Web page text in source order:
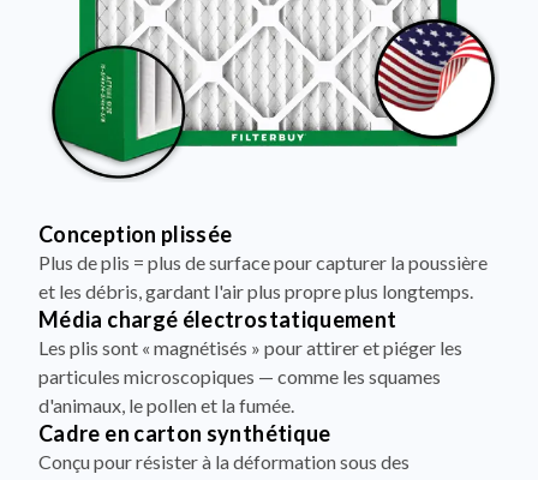
Conception plissée
Plus de plis = plus de surface pour capturer la poussière
et les débris, gardant l'air plus propre plus longtemps.
Média chargé électrostatiquement
Les plis sont « magnétisés » pour attirer et piéger les
particules microscopiques — comme les squames
d'animaux, le pollen et la fumée.
Cadre en carton synthétique
Conçu pour résister à la déformation sous des